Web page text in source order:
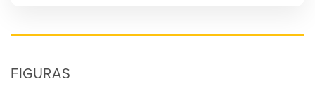
FIGURAS